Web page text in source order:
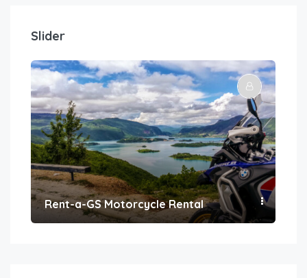
Slider
Rent-a-GS Motorcycle Rental